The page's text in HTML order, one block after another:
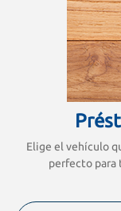
Elige el vehículo
perfecto para